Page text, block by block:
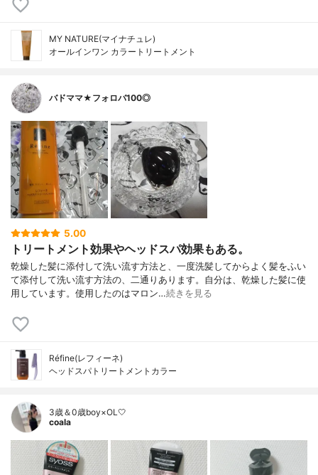
MY NATURE(マイナチュレ)
オールインワン カラートリートメント
バドママ★フォロバ100◎
5.00
トリートメント効果やヘッドスパ効果もある。
乾燥した髪に添付して洗い流す方法と、一度洗髪してからよく髪をふい
て添付して洗い流す方法の、二通りあります。自分は、乾燥した髪に使
用しています。使用したのはマロン…続きを見る
Réfine(レフィーネ)
ヘッドスパトリートメントカラー
3歳＆0歳boy×OL🤍
coala